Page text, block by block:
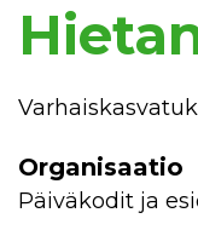
Organisaatio
Päiväkodit ja